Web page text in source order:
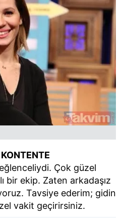
Çok güzel
bir ekip. Zaten arkadaşız
Tavsiye ederim; gidin
vakit geçirirsiniz.